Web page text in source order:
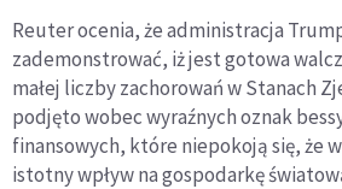
Reuter ocenia, że administracja
zademonstrować, iż jest gotowa
małej liczby zachorowań w Stanach
podjęto wobec wyraźnych oznak
finansowych, które niepokoją się, że
istotny wpływ na gospodarkę